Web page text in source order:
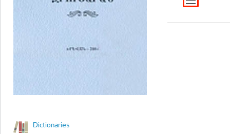
Dictionaries